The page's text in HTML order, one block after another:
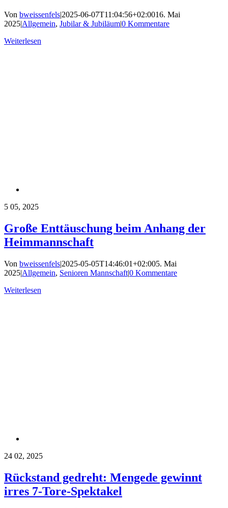
Von bweissenfels|2025-06-07T11:04:56+02:0016. Mai
2025|Allgemein, Jubilar & Jubiläum|0 Kommentare
Weiterlesen
5 05, 2025
Große Enttäuschung beim Anhang der
Heimmannschaft
Von bweissenfels|2025-05-05T14:46:01+02:005. Mai
2025|Allgemein, Senioren Mannschaft|0 Kommentare
Weiterlesen
24 02, 2025
Rückstand gedreht: Mengede gewinnt
irres 7-Tore-Spektakel